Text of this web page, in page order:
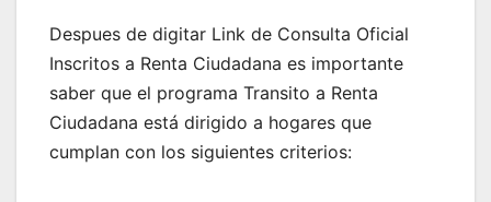
Despues de digitar Link de Consulta Oficial
Inscritos a Renta Ciudadana es importante
saber que el programa Transito a Renta
Ciudadana está dirigido a hogares que
cumplan con los siguientes criterios: